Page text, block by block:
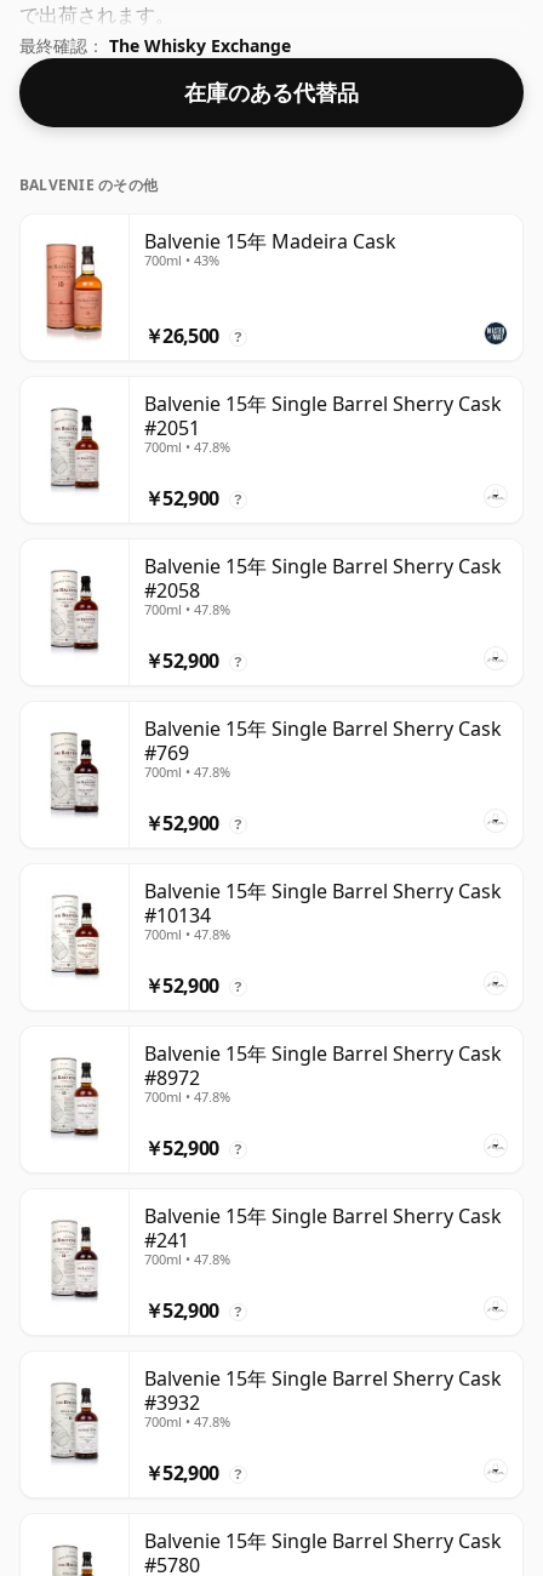
で出荷されます。
最終確認： The Whisky Exchange
在庫のある代替品
BALVENIE のその他
Balvenie 15年 Madeira Cask
700ml • 43%
￥26,500 ?
Balvenie 15年 Single Barrel Sherry Cask
#2051
700ml • 47.8%
￥52,900 ?
Balvenie 15年 Single Barrel Sherry Cask
#2058
700ml • 47.8%
￥52,900 ?
Balvenie 15年 Single Barrel Sherry Cask
#769
700ml • 47.8%
￥52,900 ?
Balvenie 15年 Single Barrel Sherry Cask
#10134
700ml • 47.8%
￥52,900 ?
Balvenie 15年 Single Barrel Sherry Cask
#8972
700ml • 47.8%
￥52,900 ?
Balvenie 15年 Single Barrel Sherry Cask
#241
700ml • 47.8%
￥52,900 ?
Balvenie 15年 Single Barrel Sherry Cask
#3932
700ml • 47.8%
￥52,900 ?
Balvenie 15年 Single Barrel Sherry Cask
#5780